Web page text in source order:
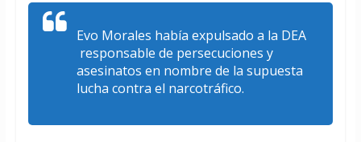
Evo Morales había expulsado a la DEA
responsable de persecuciones y
asesinatos en nombre de la supuesta
lucha contra el narcotráfico.